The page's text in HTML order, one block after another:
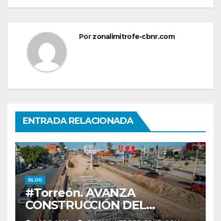
Porzonalimitrofe-cbnr.com
ENTRADA RELACIONADA
BLOG
#Torreón. AVANZA
CONSTRUCCIÓN DEL
SISTEMA VIAL ORIENTE,